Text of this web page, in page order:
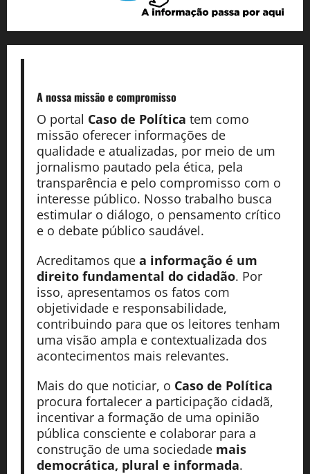
A nossa missãoe compromisso
O portal Caso de Política tem como
missão oferecer informações de
qualidade e atualizadas, por meio de um
jornalismo pautado pela ética, pela
transparência e pelo compromisso com o
interesse público. Nosso trabalho busca
estimular o diálogo, o pensamento crítico
e o debate público saudável.
Acreditamos que a informação é um
direito fundamental do cidadão. Por
isso, apresentamos os fatos com
objetividade e responsabilidade,
contribuindo para que os leitores tenham
uma visão ampla e contextualizada dos
acontecimentos mais relevantes.
Mais do que noticiar, o Caso de Política
procura fortalecer a participação cidadã,
incentivar a formação de uma opinião
pública consciente e colaborar para a
construção de uma sociedade mais
democrática, plural e informada.